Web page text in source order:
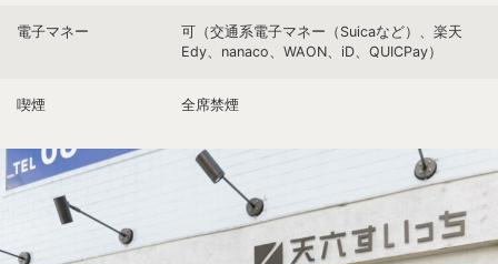
電子マネー
可（交通系電子マネー（Suicaなど）、楽天
Edy、nanaco、WAON、iD、QUICPay）
喫煙 全席禁煙